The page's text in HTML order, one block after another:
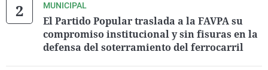
MUNICIPAL
El Partido Popular traslada a la FAVPA su
compromiso institucional y sin fisuras en la
defensa del soterramiento del ferrocarril